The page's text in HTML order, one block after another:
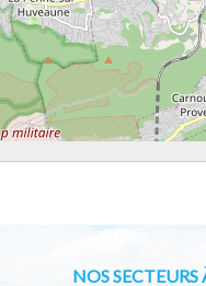
NOS SECTEURS